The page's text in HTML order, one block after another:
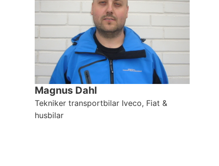
Magnus Dahl
Tekniker transportbilar Iveco, Fiat &
husbilar